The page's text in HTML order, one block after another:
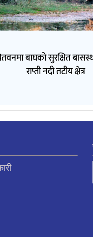
बाघको सुरक्षित
राप्ती नदी तटीय क्षेत्र